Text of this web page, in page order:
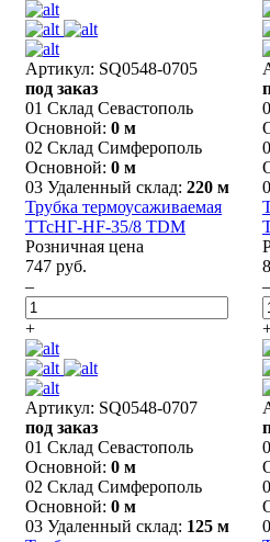
Артикул: SQ0548-0705
под заказ
01 Склад Севастополь
Основной: 0 м
02 Склад Симферополь
Основной: 0 м
03 Удаленный склад: 220 м
Трубка термоусаживаемая
ТТсНГ-HF-35/8 TDM
Розничная цена
747 руб.
–
+
–
Артикул: SQ0548-0707
под заказ
01 Склад Севастополь
Основной: 0 м
02 Склад Симферополь
Основной: 0 м
03 Удаленный склад: 125 м